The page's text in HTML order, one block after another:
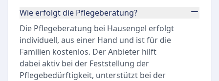
Wie erfolgt die Pflegeberatung?
Die Pflegeberatung bei Hausengel erfolgt
individuell, aus einer Hand und ist für die
Familien kostenlos. Der Anbieter hilft
dabei aktiv bei der Feststellung der
Pflegebedürftigkeit, unterstützt bei der